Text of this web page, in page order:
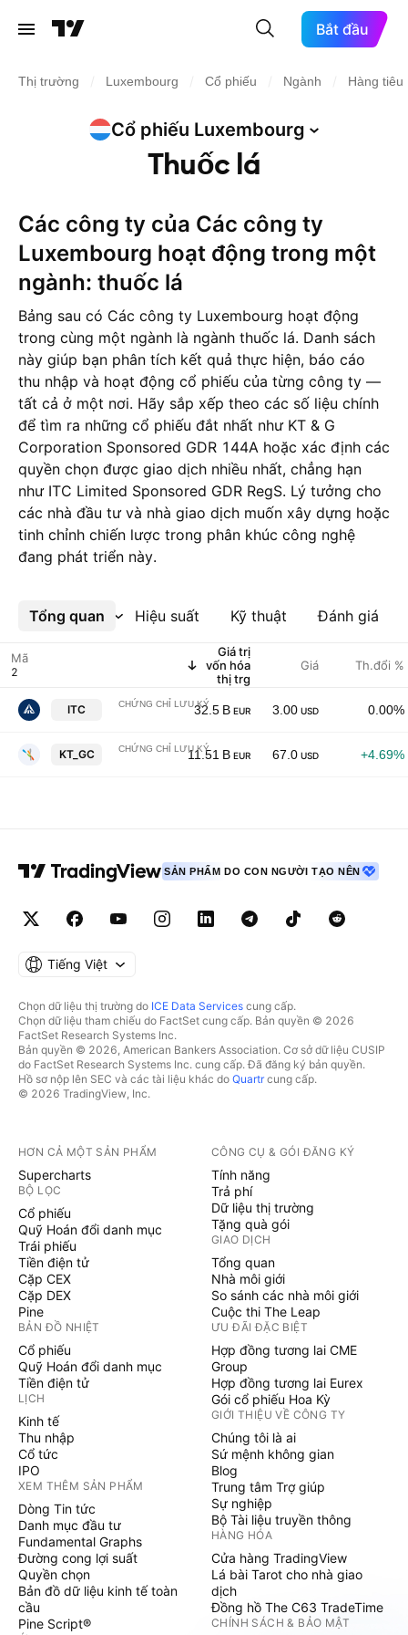
Bắt đầu
Thị trường Luxembourg Cổ phiếu Ngành Hàng tiêu
Cổ phiếu Luxembourg
Thuốc lá
Các công ty của Các công ty
Luxembourg hoạt động trong một
ngành: thuốc lá
Bảng sau có Các công ty Luxembourg hoạt động
trong cùng một ngành là ngành thuốc lá. Danh sách
này giúp bạn phân tích kết quả thực hiện, báo cáo
thu nhập và hoạt động cổ phiếu của từng công ty —
tất cả ở một nơi. Hãy sắp xếp theo các số liệu chính
để tìm ra những cổ phiếu đắt nhất như KT & G
Corporation Sponsored GDR 144A hoặc xác định các
quyền chọn được giao dịch nhiều nhất, chẳng hạn
như ITC Limited Sponsored GDR RegS. Lý tưởng cho
các nhà đầu tư và nhà giao dịch muốn xây dựng hoặc
tinh chỉnh chiến lược trong phân khúc công nghệ
đang phát triển này.
Tổng quan Hiệu suất Kỹ thuật Đánh giá
Xem thêm
Mã
Giá trị
vốn hóa
thị trg
Giá Th.đổi %
ITC ITC Limited Sponsored GDR RegS
CHỨNG CHỈ LƯU KÝ32.5 B EUR 3.00 USD 0.00%
KT_GC KT & G Corporation Sponsored GDR 144A
CHỨNG CHỈ LƯU KÝ11.51 B EUR 67.0 USD +4.69%
SẢN PHẨM DO CON NGƯỜI TẠO NÊN
Tiếng Việt
Chọn dữ liệu thị trường do ICE Data Services cung cấp.
Chọn dữ liệu tham chiếu do FactSet cung cấp. Bản quyền © 2026
FactSet Research Systems Inc.
Bản quyền © 2026, American Bankers Association. Cơ sở dữ liệu CUSIP
do FactSet Research Systems Inc. cung cấp. Đã đăng ký bản quyền.
Hồ sơ nộp lên SEC và các tài liệu khác do Quartrcung cấp.
© 2026 TradingView, Inc.
HƠN CẢ MỘT SẢN PHẨM
Supercharts
BỘ LỌC
Cổ phiếu
Quỹ Hoán đổi danh mục
Trái phiếu
Tiền điện tử
Cặp CEX
Cặp DEX
Pine
BẢN ĐỒ NHIỆT
Cổ phiếu
Quỹ Hoán đổi danh mục
Tiền điện tử
LỊCH
Kinh tế
Thu nhập
Cổ tức
IPO
XEM THÊM SẢN PHẨM
Dòng Tin tức
Danh mục đầu tư
Fundamental Graphs
Đường cong lợi suất
Quyền chọn
Bản đồ dữ liệu kinh tế toàn
cầu
Pine Script®
CÔNG CỤ & GÓI ĐĂNG KÝ
Tính năng
Trả phí
Dữ liệu thị trường
Tặng quà gói
GIAO DỊCH
Tổng quan
Nhà môi giới
So sánh các nhà môi giới
Cuộc thi The Leap
ƯU ĐÃI ĐẶC BIỆT
Hợp đồng tương lai CME
Group
Hợp đồng tương lai Eurex
Gói cổ phiếu Hoa Kỳ
GIỚI THIỆU VỀ CÔNG TY
Chúng tôi là ai
Sứ mệnh không gian
Blog
Trung tâm Trợ giúp
Sự nghiệp
Bộ Tài liệu truyền thông
HÀNG HÓA
Cửa hàng TradingView
Lá bài Tarot cho nhà giao
dịch
Đồng hồ The C63 TradeTime
CHÍNH SÁCH & BẢO MẬT